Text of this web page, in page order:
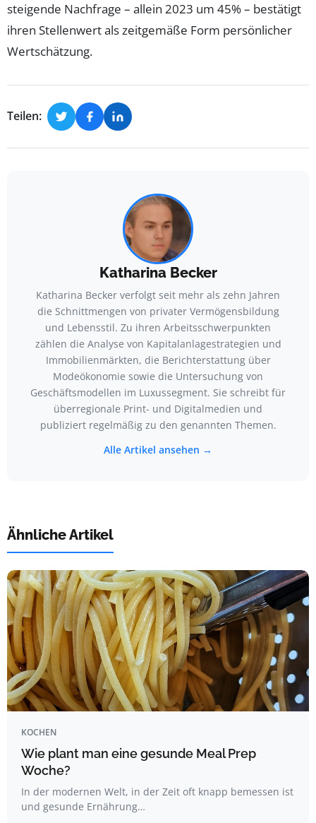
steigende Nachfrage – allein 2023 um 45% – bestätigt
ihren Stellenwert als zeitgemäße Form persönlicher
Wertschätzung.
Teilen:
Katharina Becker
Katharina Becker verfolgt seit mehr als zehn Jahren
die Schnittmengen von privater Vermögensbildung
und Lebensstil. Zu ihren Arbeitsschwerpunkten
zählen die Analyse von Kapitalanlagestrategien und
Immobilienmärkten, die Berichterstattung über
Modeökonomie sowie die Untersuchung von
Geschäftsmodellen im Luxussegment. Sie schreibt für
überregionale Print- und Digitalmedien und
publiziert regelmäßig zu den genannten Themen.
Alle Artikel ansehen →
Ähnliche Artikel
KOCHEN
Wie plant man eine gesunde Meal Prep
Woche?
In der modernen Welt, in der Zeit oft knapp bemessen ist
und gesunde Ernährung…